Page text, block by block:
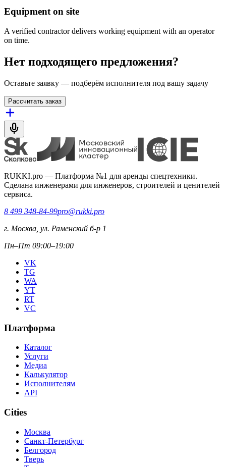
Equipment on site
A verified contractor delivers working equipment with an operator
on time.
Нет подходящего предложения?
Оставьте заявку — подберём исполнителя под вашу задачу
Рассчитать заказ
RUKKI.pro — Платформа №1 для аренды спецтехники.
Сделана инженерами для инженеров, строителей и ценителей
сервиса.
8 499 348-84-99pro@rukki.pro
г. Москва, ул. Раменский б-р 1
Пн–Пт 09:00–19:00
VK
TG
WA
YT
RT
VC
Платформа
Каталог
Услуги
Медиа
Калькулятор
Исполнителям
API
Cities
Москва
Санкт-Петербург
Белгород
Тверь